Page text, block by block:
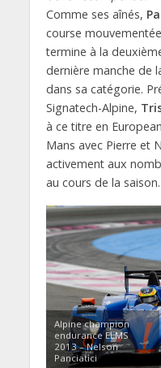
Comme ses aînés,
course
termine à la
dernière manche de
dans sa catégorie.
Signatech-Alpine,
à ce titre en
Mans avec Pierre et
activement aux
au cours de la saison.
Alpine champion
endurance ELMS
2013 – Nelson
Panciatici